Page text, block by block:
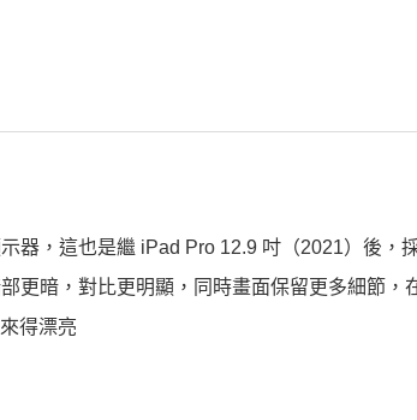
器，這也是繼 iPad Pro 12.9 吋（2021）後，
更暗，對比更明顯，同時畫面保留更多細節，
得漂亮